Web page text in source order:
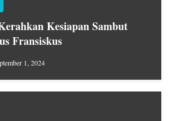
Kesiapan Sambut
Fransiskus
1, 2024